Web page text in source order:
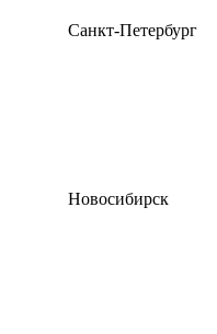
Санкт-Петербург
Новосибирск